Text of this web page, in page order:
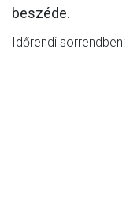
beszéde.
Időrendi sorrendben: